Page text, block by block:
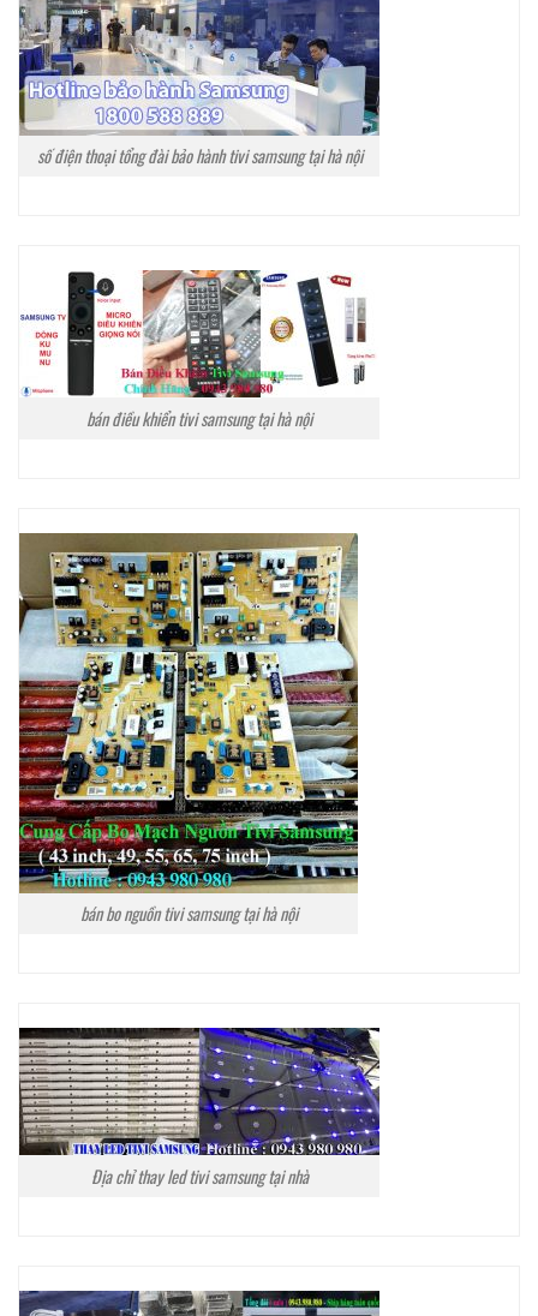
số điện thoại tổng đài bảo hành tivi samsung tại hà nội
bán điều khiển tivi samsung tại hà nội
bán bo nguồn tivi samsung tại hà nội
Địa chỉ thay led tivi samsung tại nhà